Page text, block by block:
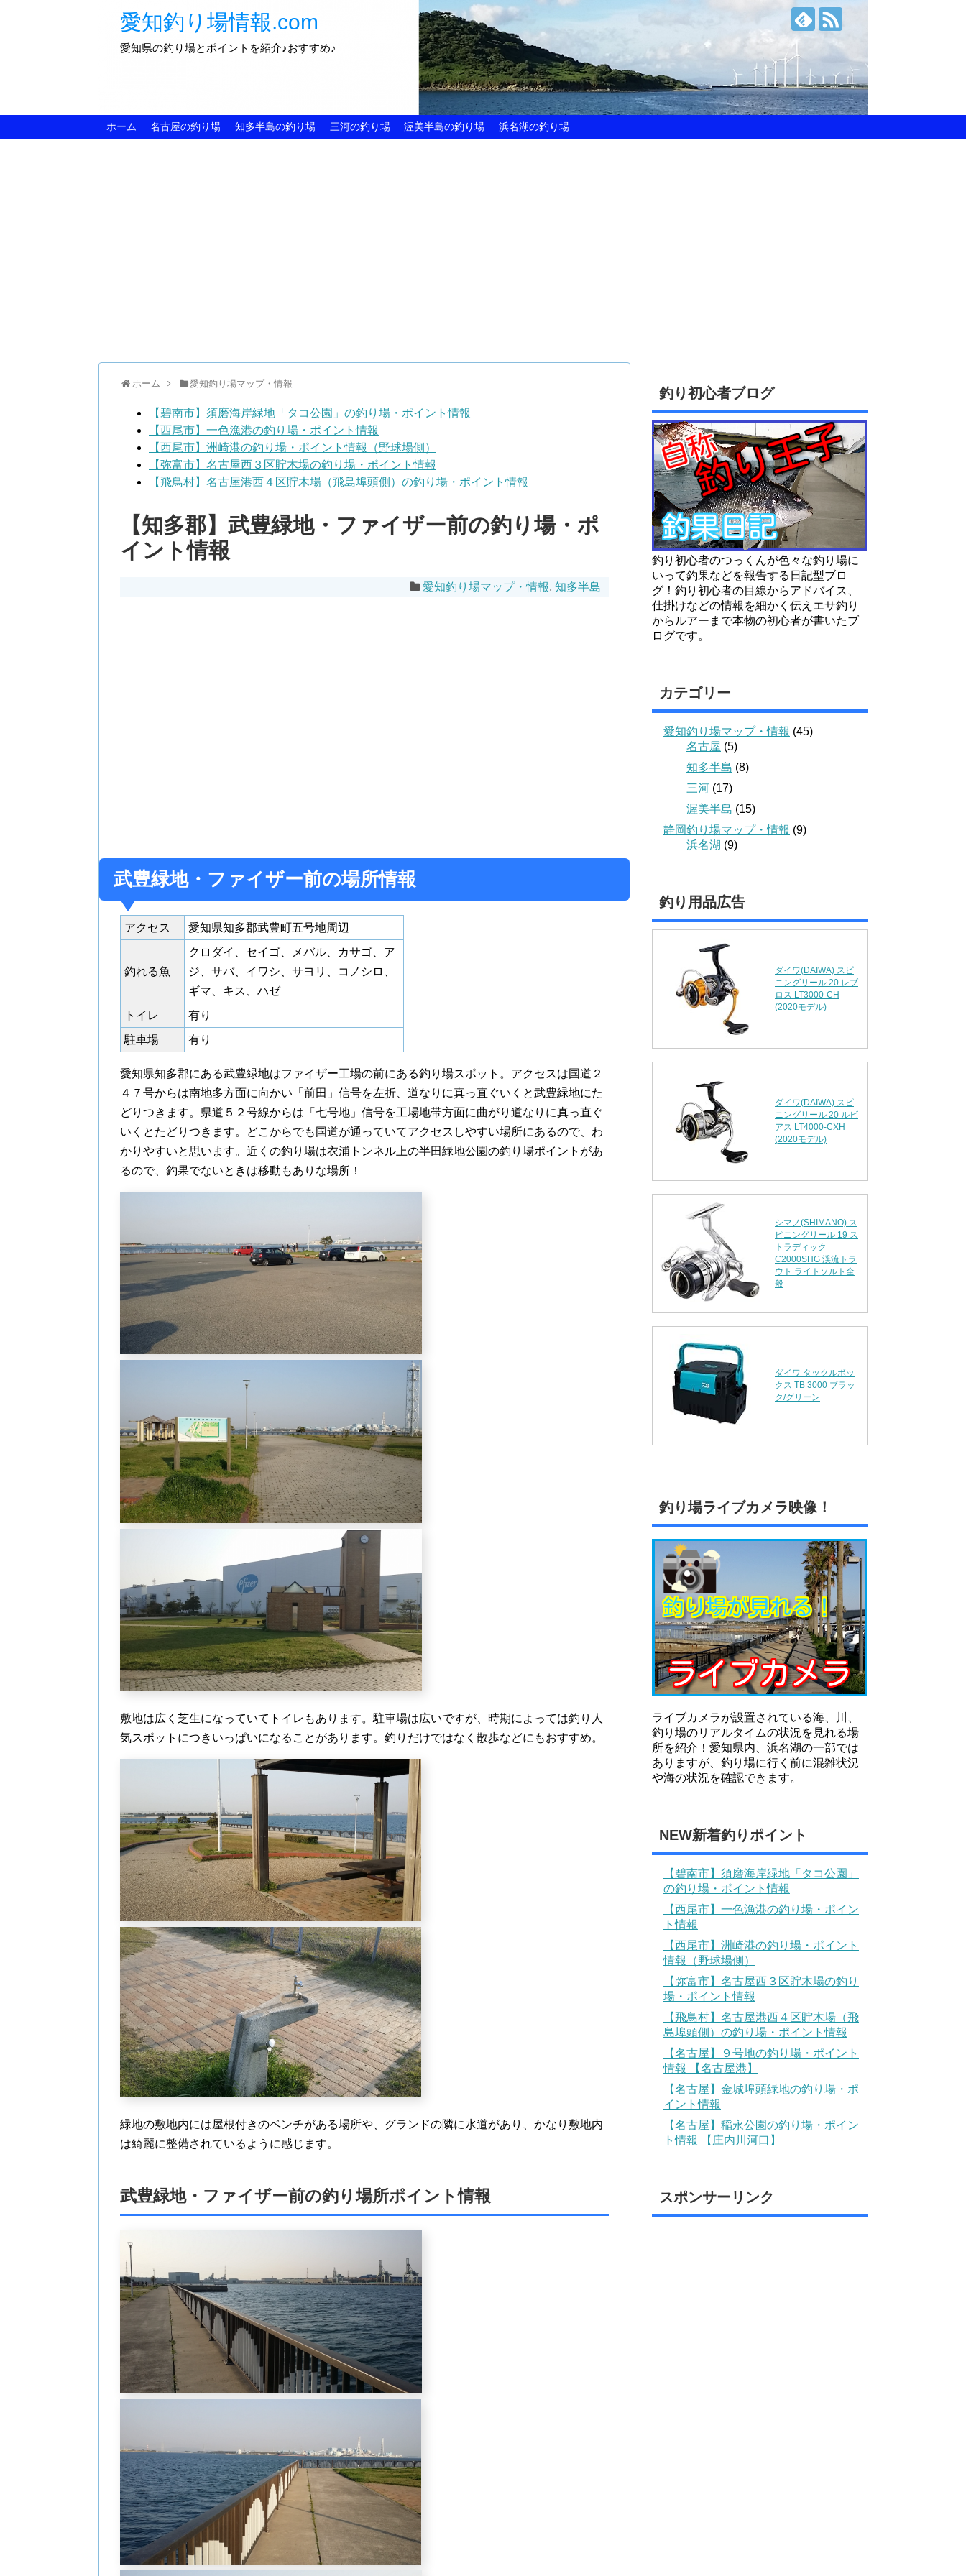
愛知釣り場情報.com
愛知県の釣り場とポイントを紹介♪おすすめ♪
ホーム 名古屋の釣り場 知多半島の釣り場 三河の釣り場 渥美半島の釣り場 浜名湖の釣り場
ホーム 愛知釣り場マップ・情報
【碧南市】須磨海岸緑地「タコ公園」の釣り場・ポイント情報
【西尾市】一色漁港の釣り場・ポイント情報
【西尾市】洲崎港の釣り場・ポイント情報（野球場側）
【弥富市】名古屋西３区貯木場の釣り場・ポイント情報
【飛鳥村】名古屋港西４区貯木場（飛島埠頭側）の釣り場・ポイント情報
【知多郡】武豊緑地・ファイザー前の釣り場・ポ
イント情報
愛知釣り場マップ・情報, 知多半島
武豊緑地・ファイザー前の場所情報
アクセス 愛知県知多郡武豊町五号地周辺
釣れる魚
クロダイ、セイゴ、メバル、カサゴ、ア
ジ、サバ、イワシ、サヨリ、コノシロ、
ギマ、キス、ハゼ
トイレ
有り
駐車場
有り
愛知県知多郡にある武豊緑地はファイザー工場の前にある釣り場スポット。アクセスは国道２
４７号からは南地多方面に向かい「前田」信号を左折、道なりに真っ直ぐいくと武豊緑地にた
どりつきます。県道５２号線からは「七号地」信号を工場地帯方面に曲がり道なりに真っ直ぐ
いくとたどりつきます。どこからでも国道が通っていてアクセスしやすい場所にあるので、わ
かりやすいと思います。近くの釣り場は衣浦トンネル上の半田緑地公園の釣り場ポイントがあ
るので、釣果でないときは移動もありな場所！
敷地は広く芝生になっていてトイレもあります。駐車場は広いですが、時期によっては釣り人
気スポットにつきいっぱいになることがあります。釣りだけではなく散歩などにもおすすめ。
緑地の敷地内には屋根付きのベンチがある場所や、グランドの隣に水道があり、かなり敷地内
は綺麗に整備されているように感じます。
武豊緑地・ファイザー前の釣り場所ポイント情報
釣り初心者ブログ
釣り初心者のつっくんが色々な釣り場に
いって釣果などを報告する日記型ブロ
グ！釣り初心者の目線からアドバイス、
仕掛けなどの情報を細かく伝えエサ釣り
からルアーまで本物の初心者が書いたブ
ログです。
カテゴリー
愛知釣り場マップ・情報 (45)
名古屋 (5)
知多半島 (8)
三河 (17)
渥美半島 (15)
静岡釣り場マップ・情報 (9)
浜名湖 (9)
釣り用品広告
ダイワ(DAIWA) スピ
ニングリール 20 レブ
ロス LT3000-CH
(2020モデル)
ダイワ(DAIWA) スピ
ニングリール 20 ルビ
アス LT4000-CXH
(2020モデル)
シマノ(SHIMANO) ス
ピニングリール 19 ス
トラディック
C2000SHG 渓流トラ
ウト ライトソルト全
般
ダイワ タックルボッ
クス TB 3000 ブラッ
ク/グリーン
釣り場ライブカメラ映像！
ライブカメラが設置されている海、川、
釣り場のリアルタイムの状況を見れる場
所を紹介！愛知県内、浜名湖の一部では
ありますが、釣り場に行く前に混雑状況
や海の状況を確認できます。
NEW新着釣りポイント
【碧南市】須磨海岸緑地「タコ公園」
の釣り場・ポイント情報
【西尾市】一色漁港の釣り場・ポイン
ト情報
【西尾市】洲崎港の釣り場・ポイント
情報（野球場側）
【弥富市】名古屋西３区貯木場の釣り
場・ポイント情報
【飛鳥村】名古屋港西４区貯木場（飛
島埠頭側）の釣り場・ポイント情報
【名古屋】９号地の釣り場・ポイント
情報 【名古屋港】
【名古屋】金城埠頭緑地の釣り場・ポ
イント情報
【名古屋】稲永公園の釣り場・ポイン
ト情報 【庄内川河口】
スポンサーリンク